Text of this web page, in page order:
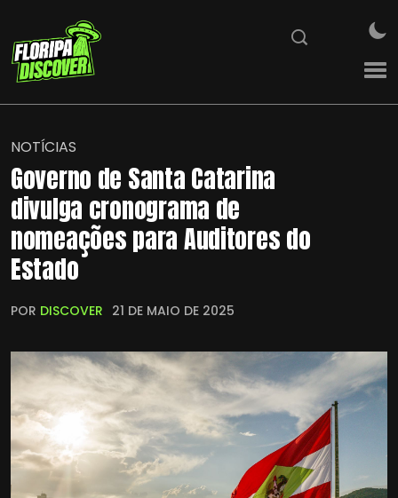
NOTÍCIAS
Governo de Santa Catarina
divulga cronograma de
nomeações para Auditores do
Estado
POR DISCOVER 21 DE MAIO DE 2025